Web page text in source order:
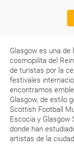
Glasgow es una
cosmopilita del
de turistas por la
festivales
encontramos
Glasgow, de estilo
Scottish Football
Escocia y Glasgow
donde han
artistas de la